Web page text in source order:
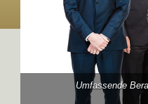
Umfassende